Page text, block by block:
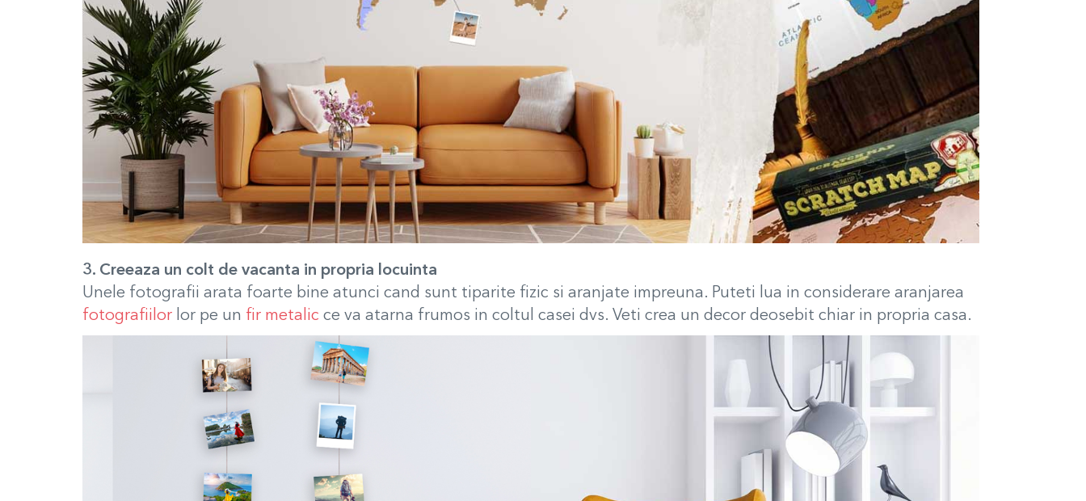
3. Creeaza un colt de vacanta in propria locuinta
Unele fotografii arata foarte bine atunci cand sunt tiparite fizic si aranjate impreuna. Puteti lua in considerare aranjarea
fotografiilor lor pe un fir metalic ce va atarna frumos in coltul casei dvs. Veti crea un decor deosebit chiar in propria casa.